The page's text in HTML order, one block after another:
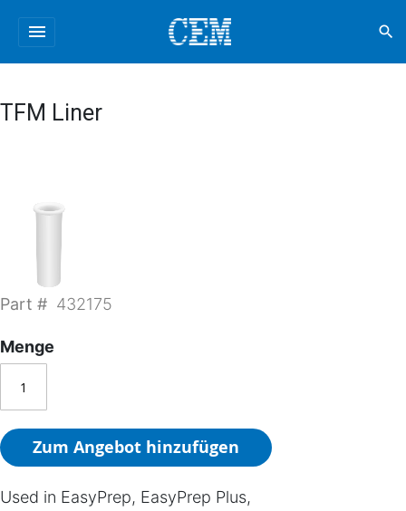
menu search
TFM Liner
Part # 432175
Menge
Zum Angebot hinzufügen
Used in EasyPrep, EasyPrep Plus,